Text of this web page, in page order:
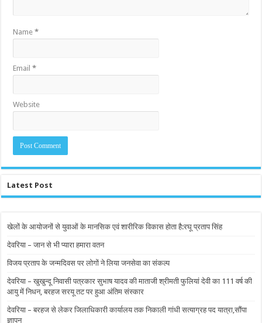
Name*
Email*
Website
Latest Post
खेलों के आयोजनों से युवाओं के मानसिक एवं शारीरिक विकास होता है:रघू प्रताप सिंह
देवरिया – जान से भी प्यारा हमारा वतन
विजय प्रताप के जन्मदिवस पर लोगों ने लिया जनसेवा का संकल्प
देवरिया – खुखुन्दू निवासी पत्रकार सुभाष यादव की माताजी श्रीमती फुलियां देवी का 111 वर्ष की
आयु में निधन, बरहज सरयू तट पर हुआ अंतिम संस्कार
देवरिया – बरहज से लेकर जिलाधिकारी कार्यालय तक निकाली गांधी सत्याग्रह पद यात्रा,सौंपा
ज्ञापन